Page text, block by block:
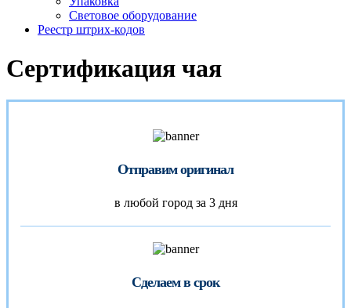
Световое оборудование
Реестр штрих-кодов
Сертификация чая
Отправим оригинал
в любой город за 3 дня
Сделаем в срок